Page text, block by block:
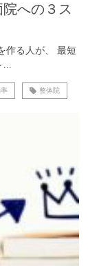
への３ス
作る人が、 最短
整体院